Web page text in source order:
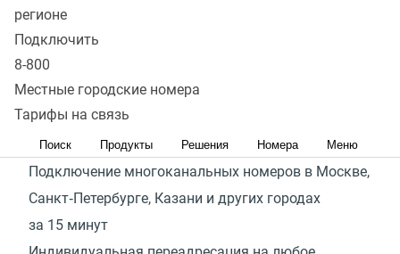
регионе
Подключить
8-800
Местные городские номера
Тарифы на связь
Поиск Продукты Решения Номера Меню
Стабильность связи
Многоканальный номер— это номер, который
позволяет принимать и совершать несколько звонков
одновременно.
Подключение многоканальных номеров в Москве,
Санкт‑Петербурге, Казани и других городах
за 15 минут